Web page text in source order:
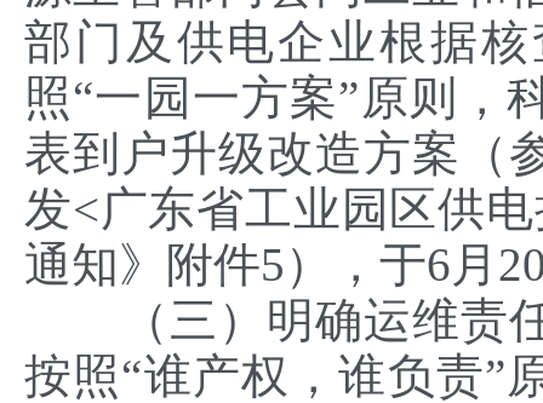
部门及供电企业根据
照“一园一方案”原则，
表到户升级改造方案（
发<广东省工业园区供
通知》附件5），于6月
（三）明确运维责任
按照“谁产权，谁负责”